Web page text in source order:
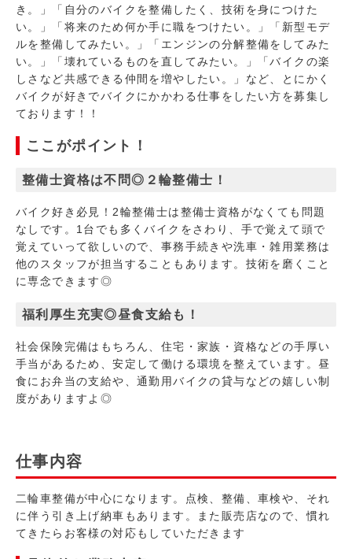
き。」「自分のバイクを整備したく、技術を身につけた
い。」「将来のため何か手に職をつけたい。」「新型モデ
ルを整備してみたい。」「エンジンの分解整備をしてみた
い。」「壊れているものを直してみたい。」「バイクの楽
しさなど共感できる仲間を増やしたい。」など、とにかく
バイクが好きでバイクにかかわる仕事をしたい方を募集し
ております！！
ここがポイント！
整備士資格は不問◎２輪整備士！
バイク好き必見！2輪整備士は整備士資格がなくても問題
なしです。1台でも多くバイクをさわり、手で覚えて頭で
覚えていって欲しいので、事務手続きや洗車・雑用業務は
他のスタッフが担当することもあります。技術を磨くこと
に専念できます◎
福利厚生充実◎昼食支給も！
社会保険完備はもちろん、住宅・家族・資格などの手厚い
手当があるため、安定して働ける環境を整えています。昼
食にお弁当の支給や、通勤用バイクの貸与などの嬉しい制
度がありますよ◎
仕事内容
二輪車整備が中心になります。点検、整備、車検や、それ
に伴う引き上げ納車もあります。また販売店なので、慣れ
てきたらお客様の対応もしていただきます